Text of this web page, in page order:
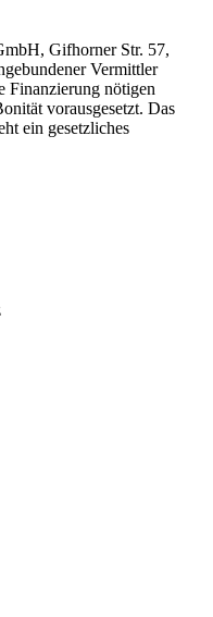
Gifhorner Str. 57,
Vermittler
Finanzierung nötigen
vorausgesetzt. Das
ein gesetzliches